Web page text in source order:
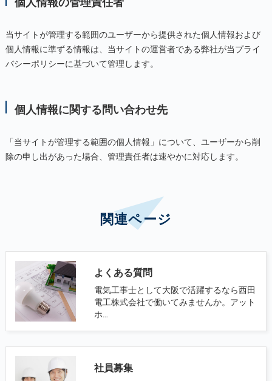
当サイトが管理する範囲のユーザーから提供された個人情報および
個人情報に準ずる情報は、当サイトの運営者である弊社が当プライ
バシーポリシーに基づいて管理します。
個人情報に関する問い合わせ先
「当サイトが管理する範囲の個人情報」について、ユーザーから削
除の申し出があった場合、管理責任者は速やかに対応します。
関連ページ
よくある質問
電気工事士として大阪で活躍するなら西田
電工株式会社で働いてみませんか。アット
ホ…
社員募集